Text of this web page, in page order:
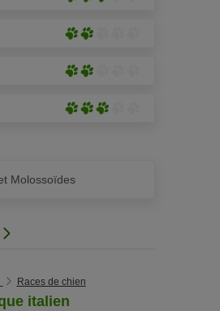
sur
Moyennement
(4
sur
Peu
(2
sur
Peu
(2
Moyennement
sur
Molossoïdes
Races de chien
italien